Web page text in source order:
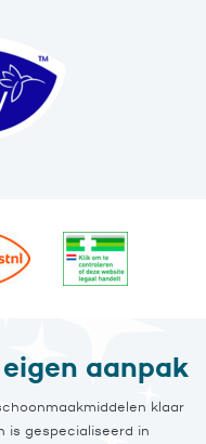
aanpak
klaar
is gespecialiseerd in